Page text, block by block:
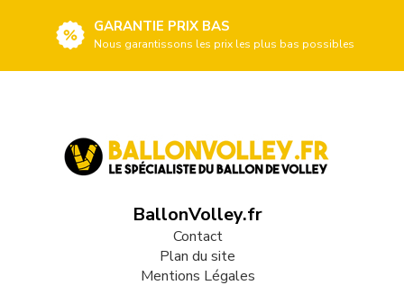
GARANTIE PRIX BAS
Nous garantissons les prix les plus bas possibles
BallonVolley.fr
Contact
Plan du site
Mentions Légales